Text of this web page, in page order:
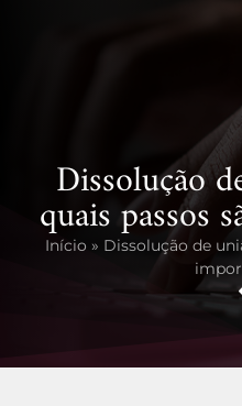
Dissolução
quais passos
Início » Dissolução de